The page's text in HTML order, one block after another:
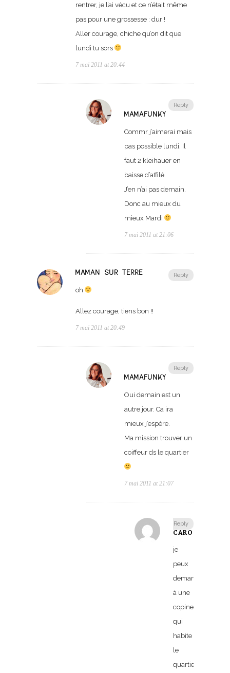
rentrer, je l’ai vécu et ce n’était même
pas pour une grossesse : dur !
Aller courage, chiche qu’on dit que
lundi tu sors
7 mai 2011 at 20:44
Reply
MAMAFUNKY
Commr j’aimerai mais
pas possible lundi. Il
faut 2 kleihauer en
baisse d’affilé.
J’en n’ai pas demain.
Donc au mieux du
mieux Mardi
7 mai 2011 at 21:06
Reply
MAMAN SUR TERRE
oh
Allez courage, tiens bon !!
7 mai 2011 at 20:49
Reply
MAMAFUNKY
Oui demain est un
autre jour. Ca ira
mieux j’espère.
Ma mission trouver un
coiffeur ds le quartier
7 mai 2011 at 21:07
Reply
CARO
je
peux
demander
à une
copine
qui
habite
le
quartier